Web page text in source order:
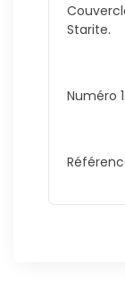
Starite.
Numéro